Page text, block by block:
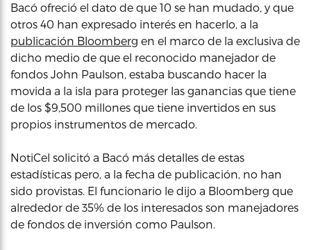
Bacó ofreció el dato de que 10 se han mudado, y que
otros 40 han expresado interés en hacerlo, a la
publicación Bloomberg en el marco de la exclusiva de
dicho medio de que el reconocido manejador de
fondos John Paulson, estaba buscando hacer la
movida a la isla para proteger las ganancias que tiene
de los $9,500 millones que tiene invertidos en sus
propios instrumentos de mercado.
NotiCel solicitó a Bacó más detalles de estas
estadísticas pero, a la fecha de publicación, no han
sido provistas. El funcionario le dijo a Bloomberg que
alrededor de 35% de los interesados son manejadores
de fondos de inversión como Paulson.